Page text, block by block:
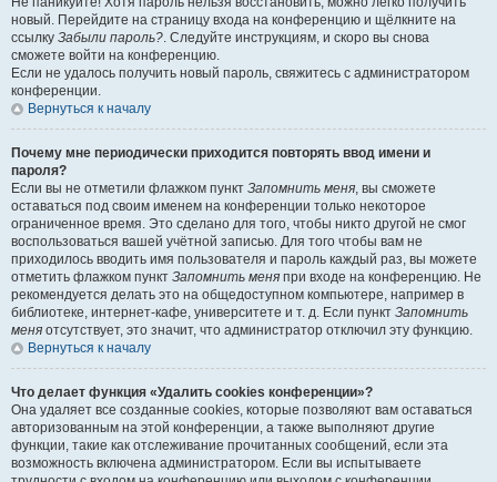
новый. Перейдите на страницу входа на конференцию и щёлкните на
ссылку Забыли пароль?. Следуйте инструкциям, и скоро вы снова
сможете войти на конференцию.
Если не удалось получить новый пароль, свяжитесь с администратором
конференции.
Вернуться к началу
Почему мне периодически приходится повторять ввод имени и
пароля?
Если вы не отметили флажком пункт Запомнить меня, вы сможете
оставаться под своим именем на конференции только некоторое
ограниченное время. Это сделано для того, чтобы никто другой не смог
воспользоваться вашей учётной записью. Для того чтобы вам не
приходилось вводить имя пользователя и пароль каждый раз, вы можете
отметить флажком пункт Запомнить меня при входе на конференцию. Не
рекомендуется делать это на общедоступном компьютере, например в
библиотеке, интернет-кафе, университете и т. д. Если пункт Запомнить
меня отсутствует, это значит, что администратор отключил эту функцию.
Вернуться к началу
Что делает функция «Удалить cookies конференции»?
Она удаляет все созданные cookies, которые позволяют вам оставаться
авторизованным на этой конференции, а также выполняют другие
функции, такие как отслеживание прочитанных сообщений, если эта
возможность включена администратором. Если вы испытываете